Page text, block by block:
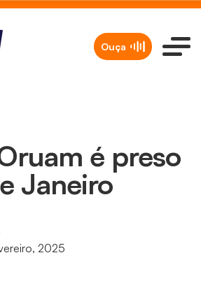
Ouça
é preso
Janeiro
2025